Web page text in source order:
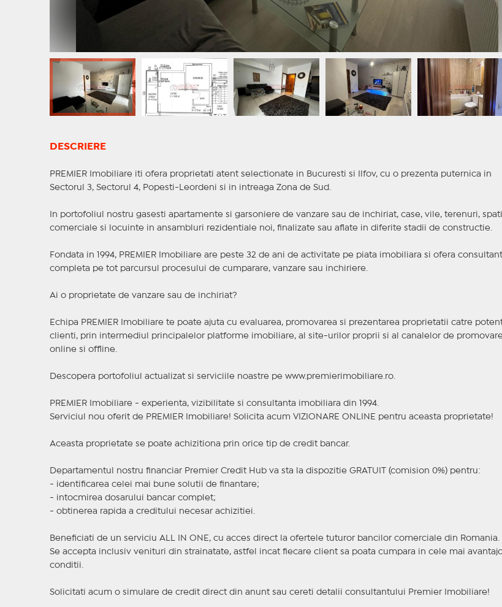
DESCRIERE
PREMIER Imobiliare iti ofera proprietati atent selectionate in Bucuresti si Ilfov, cu o prezenta puternica in
Sectorul 3, Sectorul 4, Popesti-Leordeni si in intreaga Zona de Sud.
In portofoliul nostru gasesti apartamente si garsoniere de vanzare sau de inchiriat, case, vile, terenuri, spatii
comerciale si locuinte in ansambluri rezidentiale noi, finalizate sau aflate in diferite stadii de constructie.
Fondata in 1994, PREMIER Imobiliare are peste 32 de ani de activitate pe piata imobiliara si ofera
completa pe tot parcursul procesului de cumparare, vanzare sau inchiriere.
Ai o proprietate de vanzare sau de inchiriat?
Echipa PREMIER Imobiliare te poate ajuta cu evaluarea, promovarea si prezentarea proprietatii catre
clienti, prin intermediul principalelor platforme imobiliare, al site-urilor proprii si al canalelor de promovare
online si offline.
Descopera portofoliul actualizat si serviciile noastre pe www.premierimobiliare.ro.
PREMIER Imobiliare - experienta, vizibilitate si consultanta imobiliara din 1994.
Serviciul nou oferit de PREMIER Imobiliare! Solicita acum VIZIONARE ONLINE pentru aceasta proprietate!
Aceasta proprietate se poate achizitiona prin orice tip de credit bancar.
Departamentul nostru financiar Premier Credit Hub va sta la dispozitie GRATUIT (comision 0%) pentru:
- identificarea celei mai bune solutii de finantare;
- intocmirea dosarului bancar complet;
- obtinerea rapida a creditului necesar achizitiei.
Beneficiati de un serviciu ALL IN ONE, cu acces direct la ofertele tuturor bancilor comerciale din Romania.
Se accepta inclusiv venituri din strainatate, astfel incat fiecare client sa poata cumpara in cele mai
conditii.
Solicitati acum o simulare de credit direct din anunt sau cereti detalii consultantului Premier Imobiliare!